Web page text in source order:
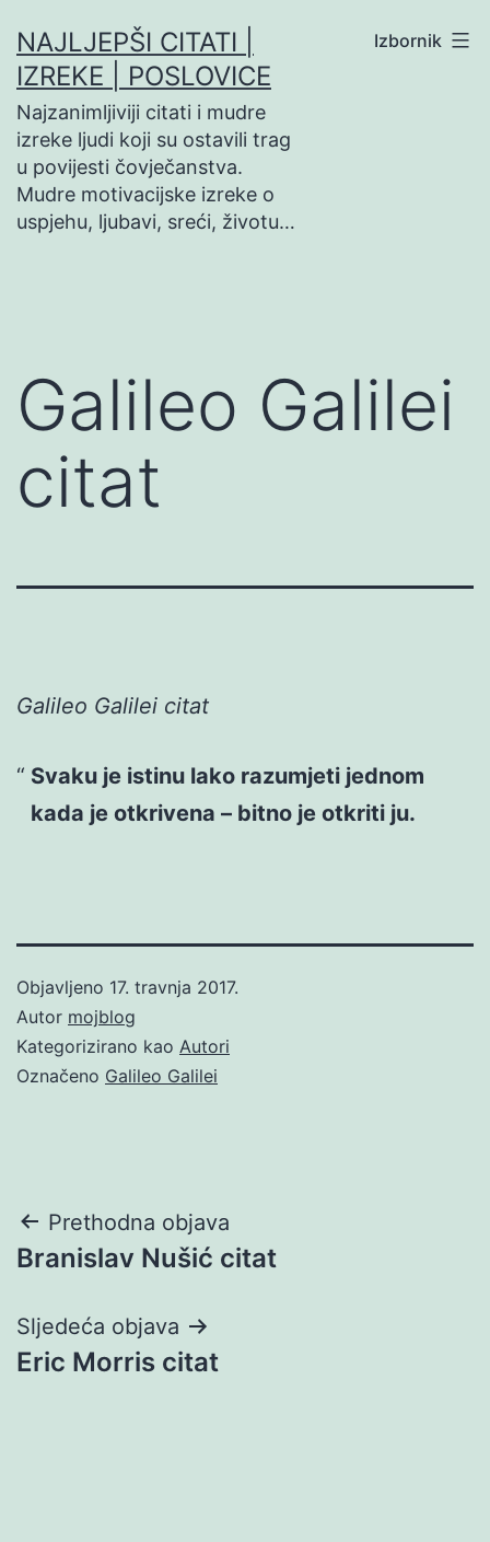
na
sadržaj
NAJLJEPŠI CITATI |
IZREKE | POSLOVICE
Najzanimljiviji citati i mudre
izreke ljudi koji su ostavili trag
u povijesti čovječanstva.
Mudre motivacijske izreke o
uspjehu, ljubavi, sreći, životu…
Izbornik
Galileo Galilei
citat
Galileo Galilei citat
Svaku je istinu lako razumjeti jednom
kada je otkrivena – bitno je otkriti ju.
Objavljeno 17. travnja 2017.
Autor mojblog
Kategorizirano kao Autori
Označeno Galileo Galilei
Navigacija
objava
Prethodna objava
Branislav Nušić citat
Sljedeća objava
Eric Morris citat